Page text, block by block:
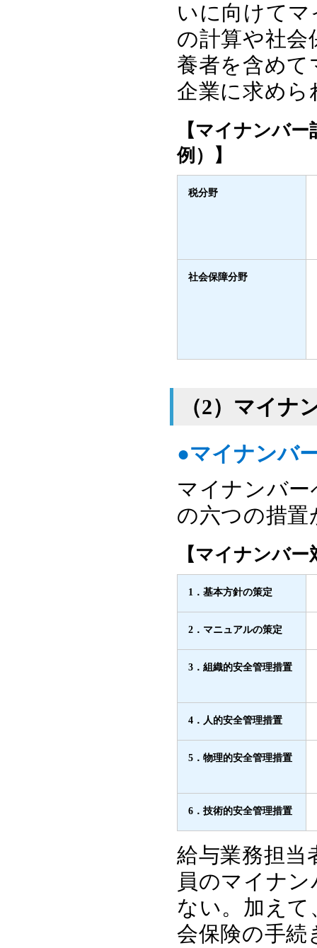
いに向けて
の計算や社会
養者を含め
企業に求めら
【マイナンバ
例）】
税分野
社会保障分野
（2）マイナ
●マイナンバ
マイナンバ
の六つの措
【マイナンバ
1．基本方針の策定
2．マニュアルの策定
3．組織的安全管理措置
4．人的安全管理措置
5．物理的安全管理措置
6．技術的安全管理措置
給与業務担当
員のマイナ
ない。加えて
会保険の手続